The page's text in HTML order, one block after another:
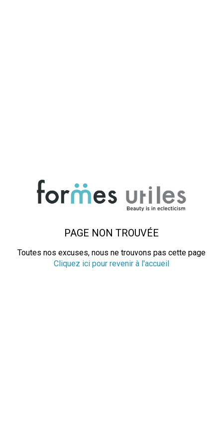
PAGE NON TROUVÉE
Toutes nos excuses, nous ne trouvons pas cette page
Cliquez ici pour revenir à l'accueil